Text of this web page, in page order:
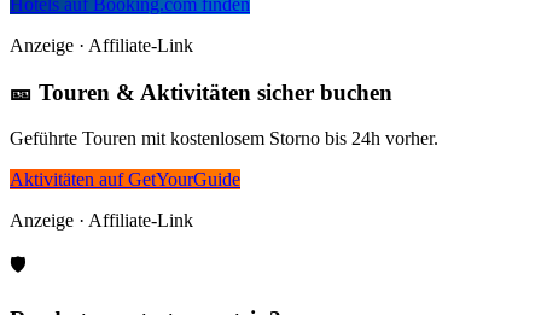
Hotels auf Booking.com finden
Anzeige · Affiliate-Link
🎫 Touren & Aktivitäten sicher buchen
Geführte Touren mit kostenlosem Storno bis 24h vorher.
Aktivitäten auf GetYourGuide
Anzeige · Affiliate-Link
🛡️